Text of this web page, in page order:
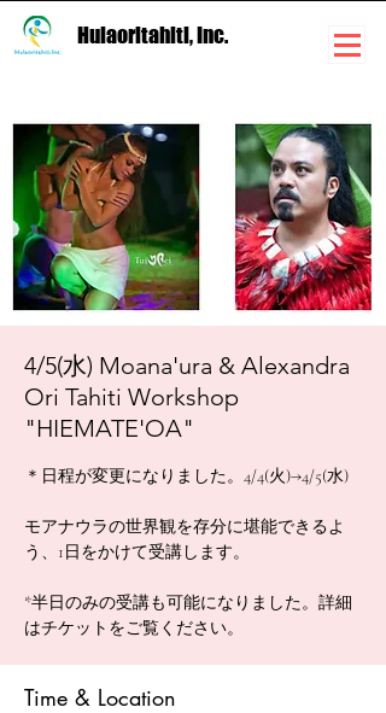
Hulaoritahiti, Inc.
4/5(水) Moana'ura & Alexandra
Ori Tahiti Workshop
"HIEMATE'OA"
＊日程が変更になりました。4/4(火)→4/5(水)
モアナウラの世界観を存分に堪能できるよ
う、1日をかけて受講します。
*半日のみの受講も可能になりました。詳細
はチケットをご覧ください。
Time & Location